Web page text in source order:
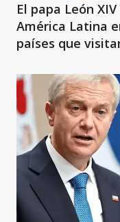
El papa León
América Latina
países que